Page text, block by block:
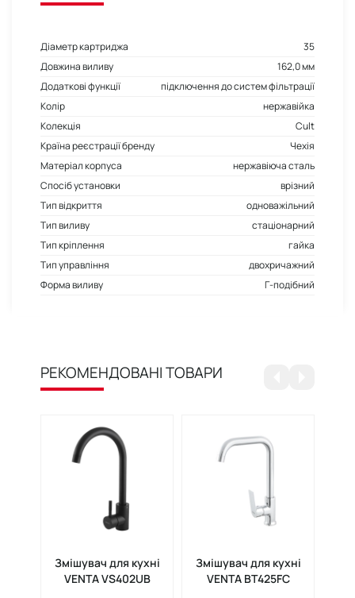
Діаметр картриджа
35
Довжина виливу
162,0 мм
Додаткові функції
підключення до систем фільтрації
Колір
нержавійка
Колекція
Cult
Країна реєстрації бренду
Чехія
Матеріал корпуса
нержавіюча сталь
Спосіб установки
врізний
Тип відкриття
одноважільний
Тип виливу
стаціонарний
Тип кріплення
гайка
Тип управління
двохричажний
Форма виливу
Г-подібний
РЕКОМЕНДОВАНІ ТОВАРИ
Змішувач для кухні
VENTA VS402UB
Змішувач для кухні
VENTA BT425FC